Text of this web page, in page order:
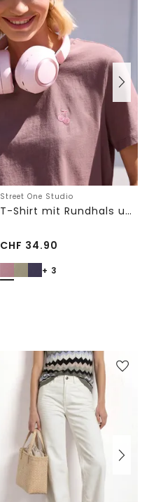
Street One Studio
T-Shirt mit Rundhals und Embroidery-Detail
CHF 34.90
+ 3